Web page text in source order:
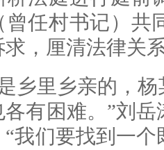
曾任村书记）共
，厘清法律关
乡里乡亲的，
各有困难。”刘
我们要找到一